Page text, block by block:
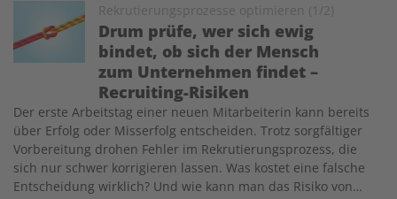
Rekrutierungsprozesse optimieren (1/2)
Drum prüfe, wer sich ewig
bindet, ob sich der Mensch
zum Unternehmen findet –
Recruiting-Risiken
Der erste Arbeitstag einer neuen Mitarbeiterin kann bereits
über Erfolg oder Misserfolg entscheiden. Trotz sorgfältiger
Vorbereitung drohen Fehler im Rekrutierungsprozess, die
sich nur schwer korrigieren lassen. Was kostet eine falsche
Entscheidung wirklich? Und wie kann man das Risiko von…